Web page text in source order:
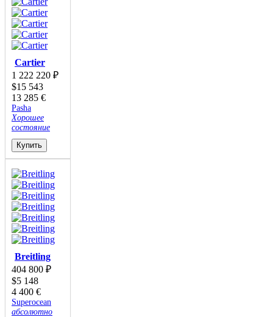
Cartier
1 222 220 ₽
$15 543
13 285 €
Pasha
Хорошее
состояние
Купить
Breitling
404 800 ₽
$5 148
4 400 €
Superocean
абсолютно